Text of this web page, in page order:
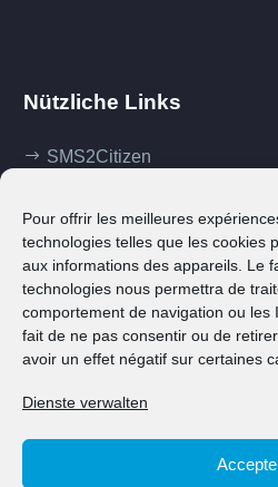
Pour offrir les meilleures
technologies telles que les cookies
aux informations des appareils. Le
technologies nous permettra de
comportement de navigation ou les
fait de ne pas consentir ou de
avoir un effet négatif sur certaines
Dienste verwalten
Nützliche Links
SMS2Citizen
Ma commune
Contact
© 2023 Ville de Grevenmacher